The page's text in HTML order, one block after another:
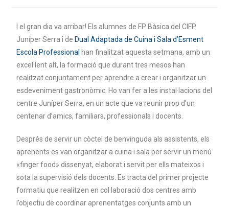
I el gran dia va arribar! Els alumnes de FP Bàsica del CIFP
Juníper Serra i de Dual Adaptada de Cuina i Sala d’Esment
Escola Professional han finalitzat aquesta setmana, amb un
excel·lent alt, la formació que durant tres mesos han
realitzat conjuntament per aprendre a crear i organitzar un
esdeveniment gastronòmic. Ho van fer a les instal·lacions del
centre Juníper Serra, en un acte que va reunir prop d’un
centenar d’amics, familiars, professionals i docents.
Després de servir un còctel de benvinguda als assistents, els
aprenents es van organitzar a cuina i sala per servir un menú
«finger food» dissenyat, elaborat i servit per ells mateixos i
sota la supervisió dels docents. Es tracta del primer projecte
formatiu que realitzen en col·laboració dos centres amb
l’objectiu de coordinar aprenentatges conjunts amb un